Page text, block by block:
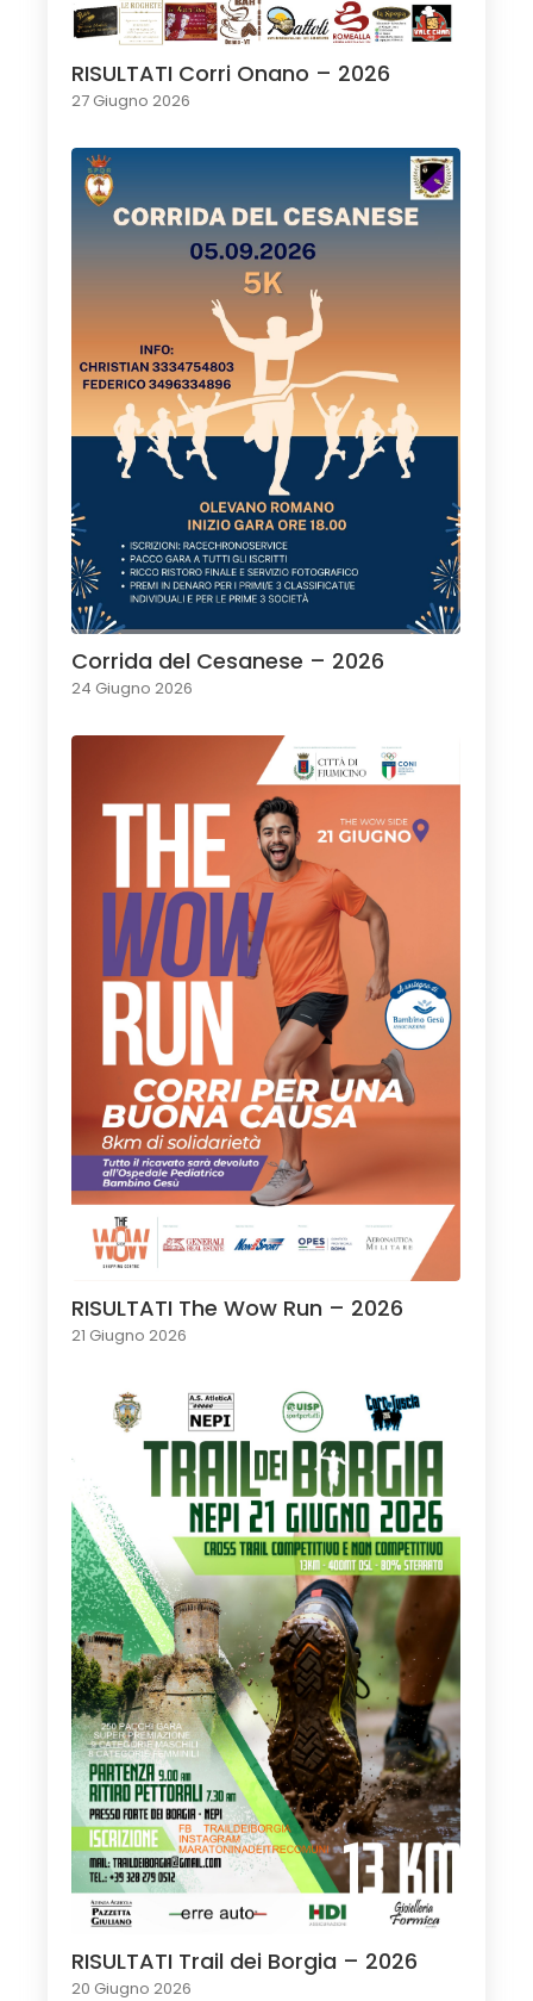
RISULTATI Corri Onano – 2026
27 Giugno 2026
Corrida del Cesanese – 2026
24 Giugno 2026
RISULTATI The Wow Run – 2026
21 Giugno 2026
RISULTATI Trail dei Borgia – 2026
20 Giugno 2026